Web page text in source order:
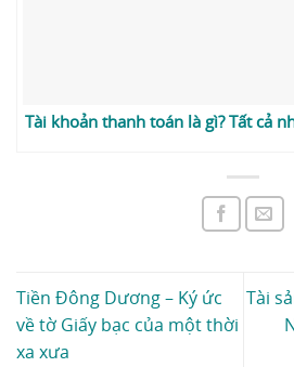
Tài khoản thanh toán là gì? Tất cả
Tiền Đông Dương – Ký ức
về tờ Giấy bạc của một thời
xa xưa
Tài